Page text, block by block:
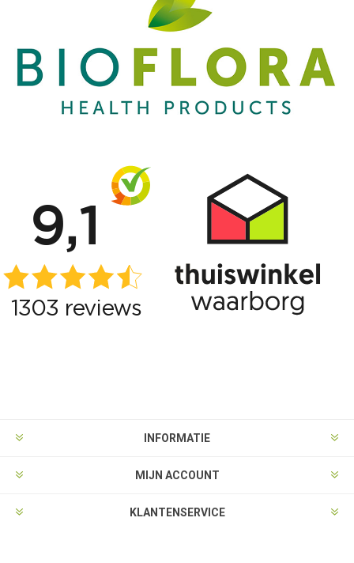
INFORMATIE
MIJN ACCOUNT
KLANTENSERVICE